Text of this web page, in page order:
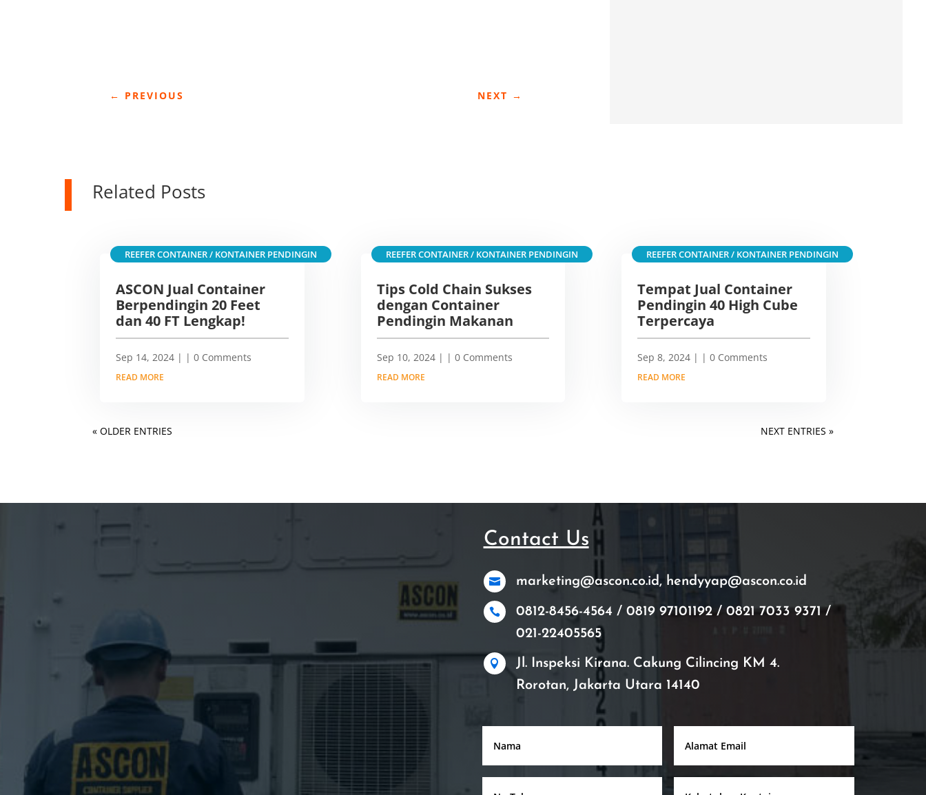
← PREVIOUS NEXT →
Related Posts
ASCON Jual Container
Berpendingin 20 Feet
dan 40 FT Lengkap!
Sep 14, 2024 |
REEFER CONTAINER / KONTAINER PENDINGIN
| 0 Comments
READ MORE
Tips Cold Chain Sukses
dengan Container
Pendingin Makanan
Sep 10, 2024|
REEFER CONTAINER / KONTAINER PENDINGIN
| 0 Comments
READ MORE
Tempat Jual Container
Pendingin 40 High Cube
Terpercaya
Sep 8, 2024|
REEFER CONTAINER / KONTAINER PENDINGIN
| 0 Comments
READ MORE
« OLDER ENTRIES NEXT ENTRIES »
Contact Us
 marketing@ascon.co.id, hendyyap@ascon.co.id

0812-8456-4564 / 0819 97101192 / 0821 7033 9371 /
021-22405565

Jl. Inspeksi Kirana. Cakung Cilincing KM 4.
Rorotan, Jakarta Utara 14140